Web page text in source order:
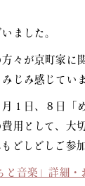
ました。
々が京町家に
じみ感じていま
１日、８日「
用として、大
どしどしご参
と音楽」詳細・